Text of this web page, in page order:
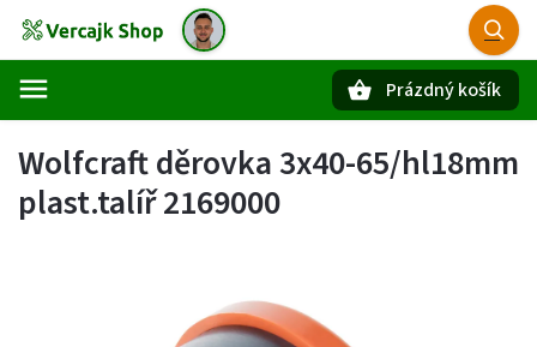
Prázdný košík
Wolfcraft děrovka 3x40-65/hl18mm
plast.talíř 2169000